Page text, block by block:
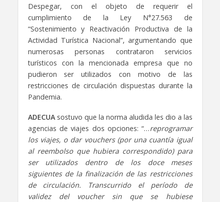
Despegar, con el objeto de requerir el
cumplimiento de la Ley N°27.563 de
“Sostenimiento y Reactivación Productiva de la
Actividad Turística Nacional”, argumentando que
numerosas personas contrataron servicios
turísticos con la mencionada empresa que no
pudieron ser utilizados con motivo de las
restricciones de circulación dispuestas durante la
Pandemia.
ADECUAsostuvo que la norma aludida les dio a las
agencias de viajes dos opciones: “…reprogramar
los viajes, o dar vouchers (por una cuantía igual
al reembolso que hubiera correspondido) para
ser utilizados dentro de los doce meses
siguientes de la finalización de las restricciones
de circulación. Transcurrido el período de
validez del voucher sin que se hubiese